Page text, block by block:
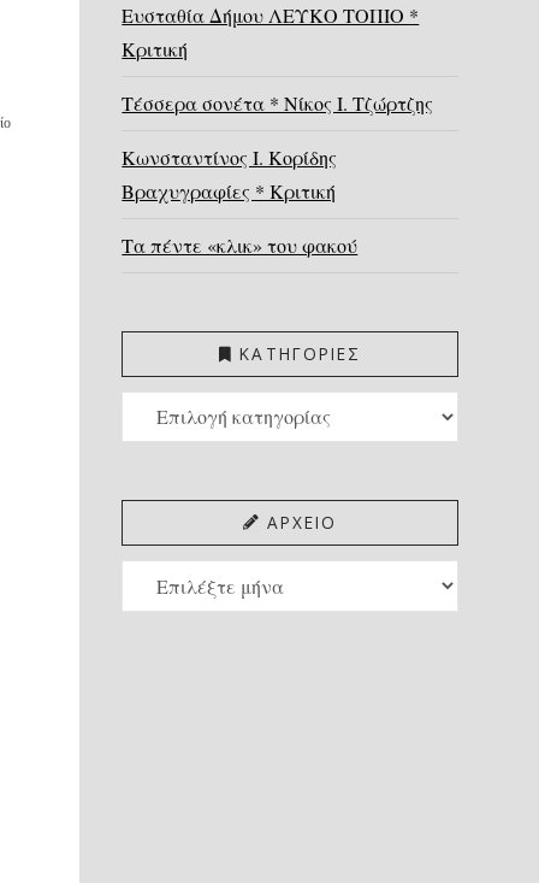
Ευσταθία Δήμου ΛΕΥΚΟ ΤΟΠΙΟ *
Κριτική
Τέσσερα σονέτα * Νίκος Ι. Τζώρτζης
Κωνσταντίνος Ι. Κορίδης
Βραχυγραφίες * Κριτική
Τα πέντε «κλικ» του φακού
ΚΑΤΗΓΟΡΙΕΣ
ΚΑΤΗΓΟΡΙΕΣ
ΑΡΧΕΙΟ
ΑΡΧΕΙΟ